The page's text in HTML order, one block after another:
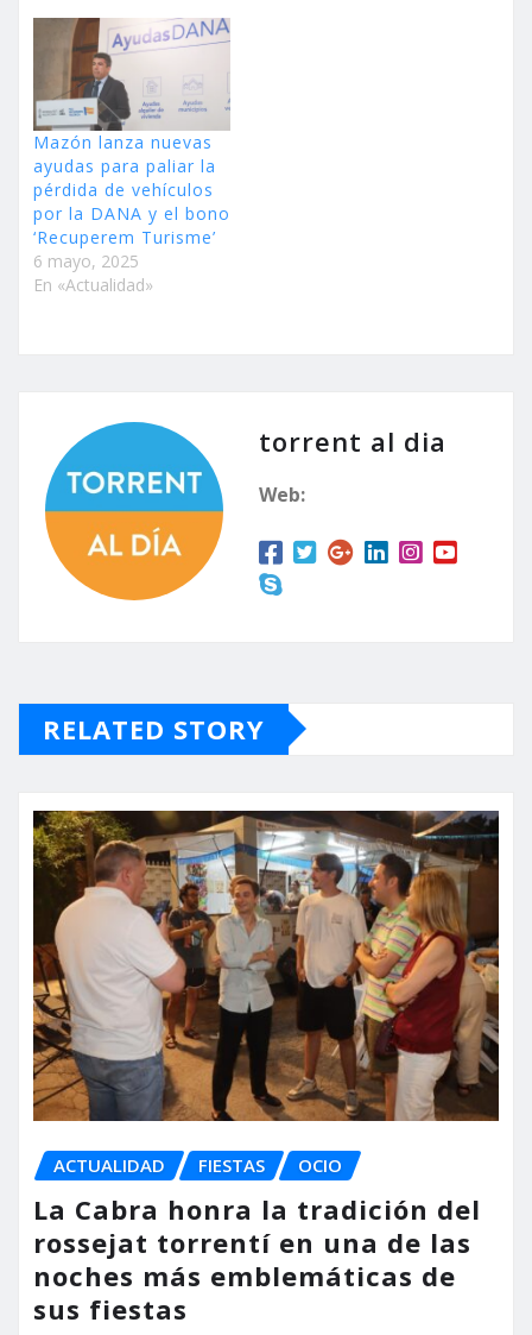
Mazón lanza nuevas
ayudas para paliar la
pérdida de vehículos
por la DANA y el bono
‘Recuperem Turisme’
6 mayo, 2025
En «Actualidad»
torrent al dia
Web:
RELATED STORY
ACTUALIDAD FIESTAS OCIO
La Cabra honra la tradición del
rossejat torrentí en una de las
noches más emblemáticas de
sus fiestas